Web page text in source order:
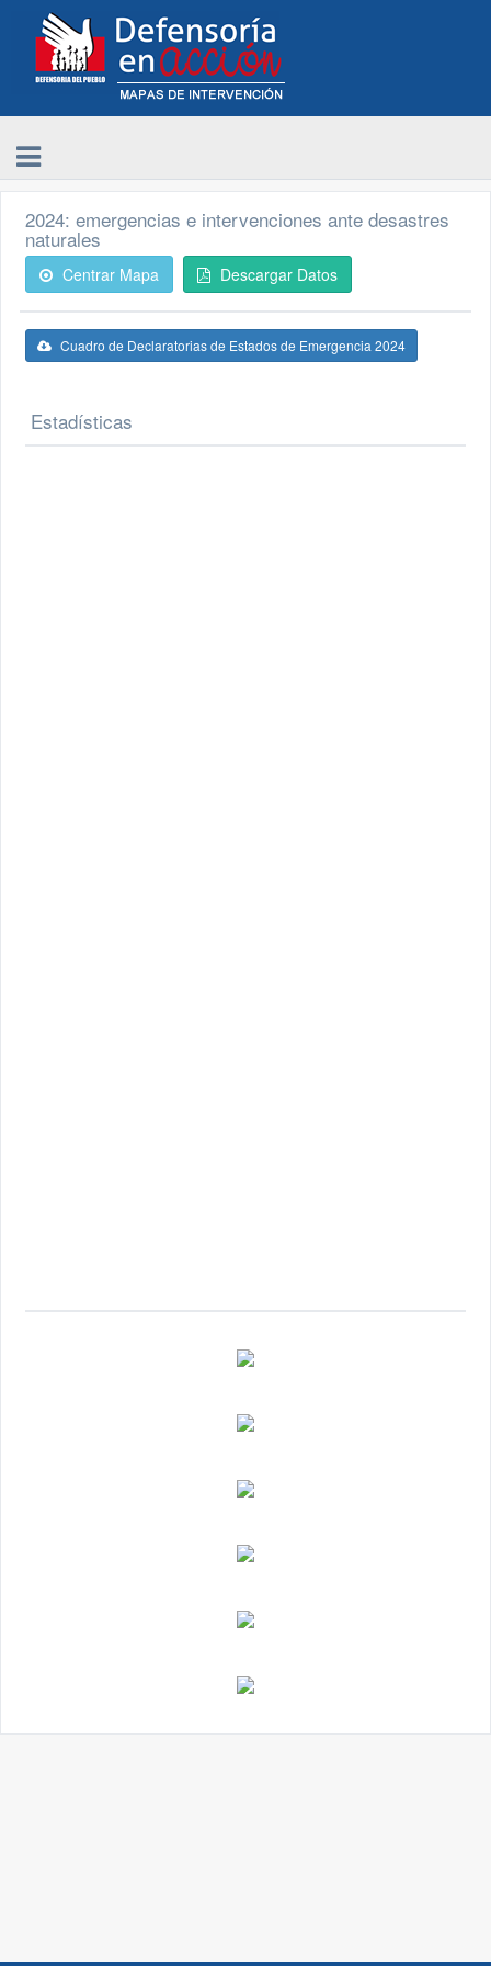
2024: emergencias e intervenciones ante desastres
naturales
Centrar Mapa Descargar Datos
Cuadro de Declaratorias de Estados de Emergencia 2024
Estadísticas